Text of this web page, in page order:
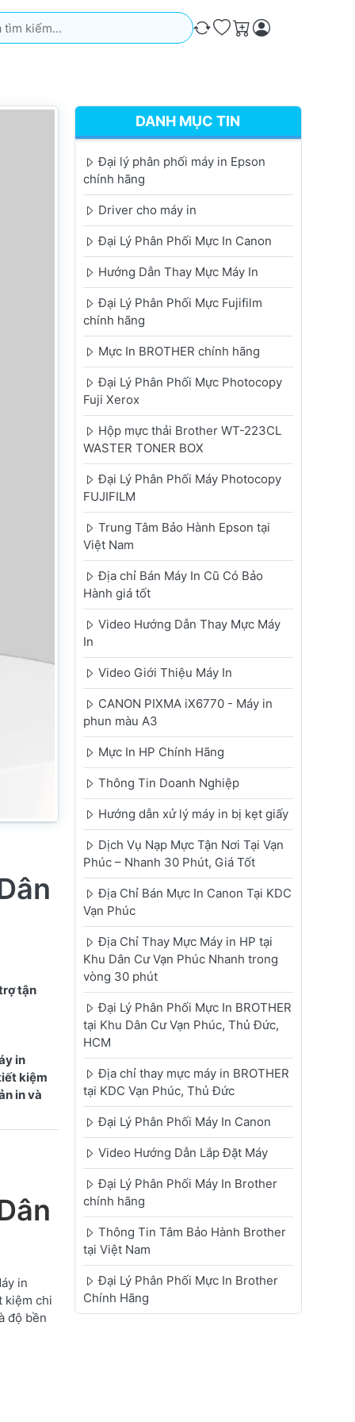
Kết quả sẽ tự động xuất hiện khi bạn nhập. Nhấn phím
So sánh
Ưa thích
Giỏ hàng
tận
in
kiệm
in và
in
kiệm chi
độ bền
DANH MỤC TIN
Đại lý phân phối máy in Epson
chính hãng
Driver cho máy in
Đại Lý Phân Phối Mực In Canon
Hướng Dẫn Thay Mực Máy In
Đại Lý Phân Phối Mực Fujifilm
chính hãng
Mực In BROTHER chính hãng
Đại Lý Phân Phối Mực Photocopy
Fuji Xerox
Hộp mực thải Brother WT-223CL
WASTER TONER BOX
Đại Lý Phân Phối Máy Photocopy
FUJIFILM
Trung Tâm Bảo Hành Epson tại
Việt Nam
Địa chỉ Bán Máy In Cũ Có Bảo
Hành giá tốt
Video Hướng Dẫn Thay Mực Máy
In
Video Giới Thiệu Máy In
CANON PIXMA iX6770 - Máy in
phun màu A3
Mực In HP Chính Hãng
Thông Tin Doanh Nghiệp
Hướng dẫn xử lý máy in bị kẹt giấy
Dịch Vụ Nạp Mực Tận Nơi Tại Vạn
Phúc – Nhanh 30 Phút, Giá Tốt
Địa Chỉ Bán Mực In Canon Tại KDC
Vạn Phúc
Địa Chỉ Thay Mực Máy in HP tại
Khu Dân Cư Vạn Phúc Nhanh trong
vòng 30 phút
Đại Lý Phân Phối Mực In BROTHER
tại Khu Dân Cư Vạn Phúc, Thủ Đức,
HCM
Địa chỉ thay mực máy in BROTHER
tại KDC Vạn Phúc, Thủ Đức
Đại Lý Phân Phối Máy In Canon
Video Hướng Dẫn Lắp Đặt Máy
Đại Lý Phân Phối Máy In Brother
chính hãng
Thông Tin Tâm Bảo Hành Brother
tại Việt Nam
Đại Lý Phân Phối Mực In Brother
Chính Hãng